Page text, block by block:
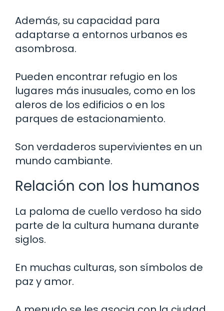
Además, su capacidad para
adaptarse a entornos urbanos es
asombrosa.
Pueden encontrar refugio en los
lugares más inusuales, como en los
aleros de los edificios o en los
parques de estacionamiento.
Son verdaderos supervivientes en un
mundo cambiante.
Relación con los humanos
La paloma de cuello verdoso ha sido
parte de la cultura humana durante
siglos.
En muchas culturas, son símbolos de
paz y amor.